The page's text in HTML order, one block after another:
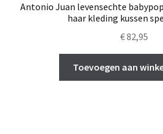
Antonio Juan levensechte
haar kleding kussen
€82,95
Toevoegen aan